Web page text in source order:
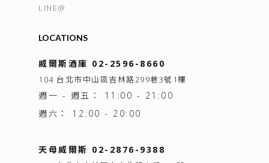
LINE@
LOCATIONS
威爾斯酒庫 02-2596-8660
104 台北市中山區吉林路299巷3號1樓
週一 - 週五： 11:00 - 21:00
週六： 12:00 - 20:00
天母威爾斯 02-2876-9388